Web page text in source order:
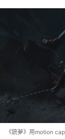
《銃夢》用motion